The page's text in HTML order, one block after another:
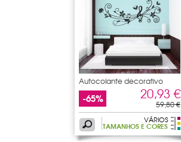
Autocolante decorativo
pauta
-65% 20,93 €
59,80 €
VÁRIOS
TAMANHOS E CORES